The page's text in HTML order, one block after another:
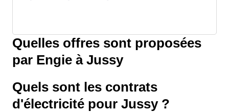
Quelles offres sont proposées
par Engie à Jussy
Quels sont les contrats
d'électricité pour Jussy ?